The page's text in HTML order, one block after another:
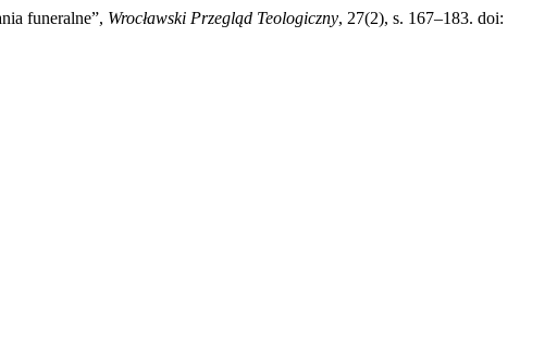
funeralne”, Wrocławski Przegląd Teologiczny, 27(2), s. 167–183. doi: